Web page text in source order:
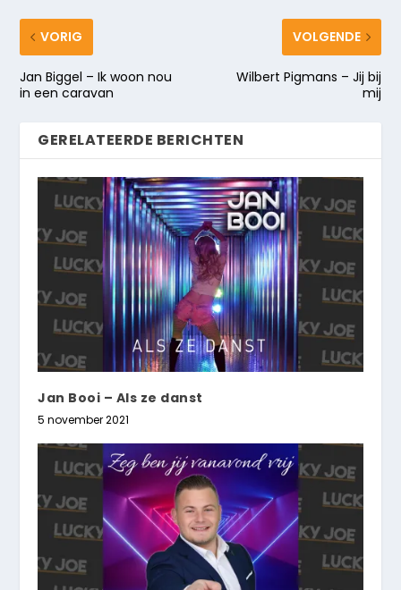
VORIG
Jan Biggel – Ik woon nou
in een caravan
VOLGENDE
Wilbert Pigmans – Jij bij
mij
GERELATEERDE BERICHTEN
Jan Booi – Als ze danst
5 november 2021